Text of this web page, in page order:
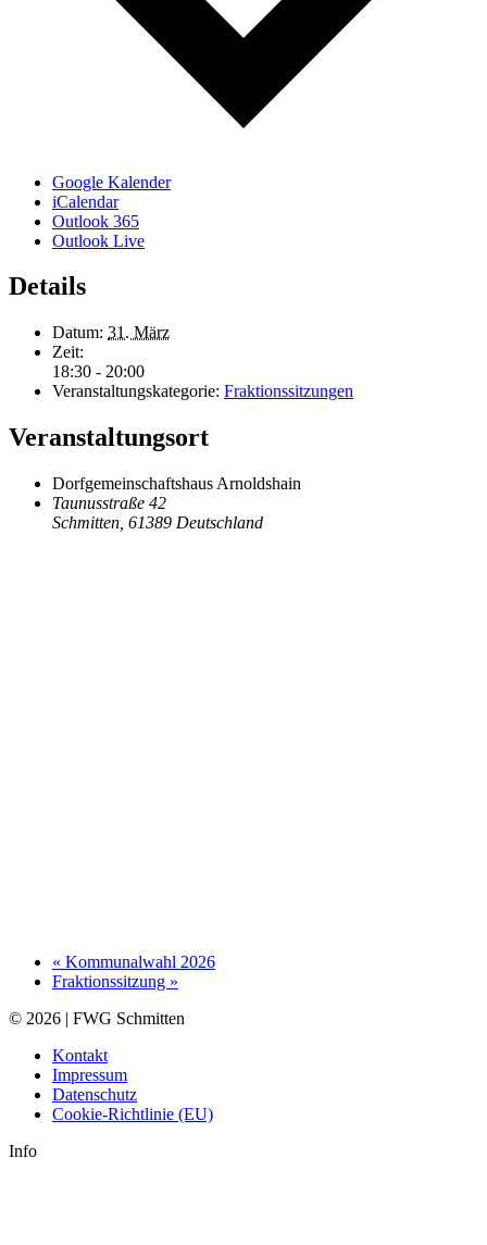
Google Kalender
iCalendar
Outlook 365
Outlook Live
Details
Datum: 31. März
Zeit:
18:30 - 20:00
Veranstaltungskategorie: Fraktionssitzungen
Veranstaltungsort
Dorfgemeinschaftshaus Arnoldshain
Taunusstraße 42
Schmitten 61389 Deutschland
« Kommunalwahl 2026
Fraktionssitzung »
© 2026 | FWG Schmitten
Kontakt
Impressum
Datenschutz
Cookie-Richtlinie (EU)
Info